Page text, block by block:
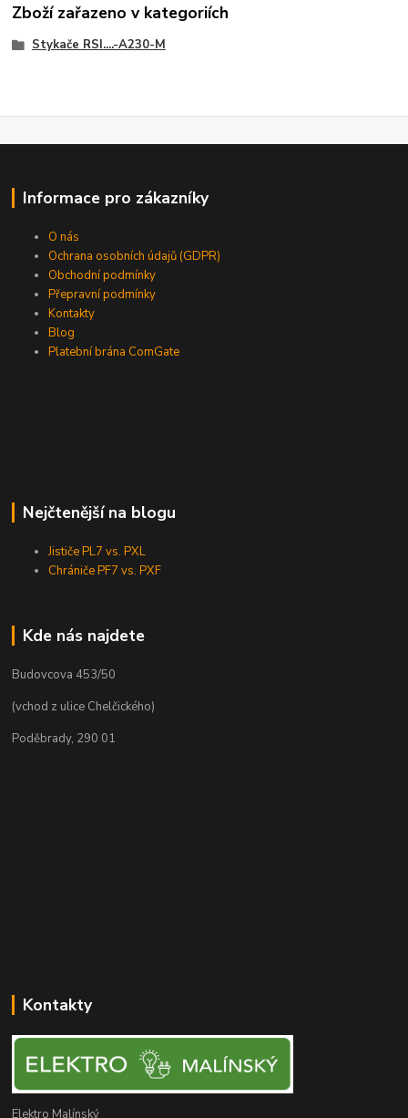
Zboží zařazeno v kategoriích
Stykače RSI....-A230-M
Informace pro zákazníky
O nás
Ochrana osobních údajů (GDPR)
Obchodní podmínky
Přepravní podmínky
Kontakty
Blog
Platební brána ComGate
Nejčtenější na blogu
Jističe PL7 vs. PXL
Chrániče PF7 vs. PXF
Kde nás najdete
Budovcova 453/50
(vchod z ulice Chelčického)
Poděbrady, 290 01
Kontakty
Elektro Malínský